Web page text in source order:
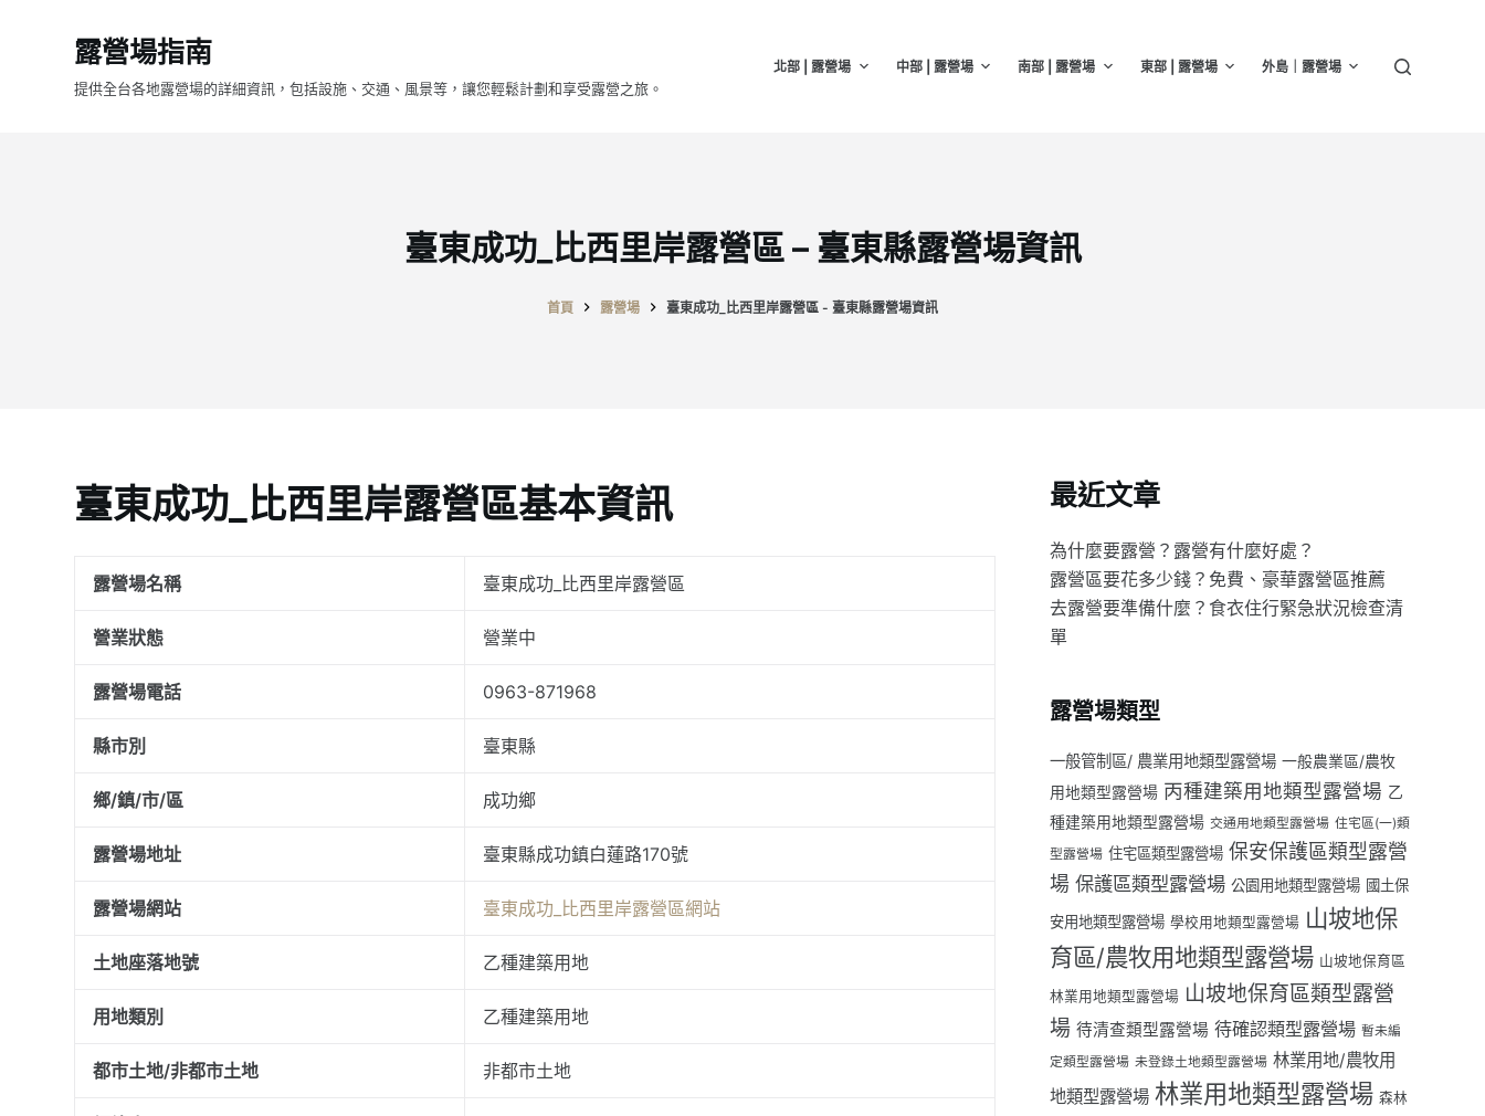
露營場指南
提供全台各地露營場的詳細資訊，包括設施、交通、風景等，讓您輕鬆計劃和享受露營之旅。
北部 | 露營場 中部 | 露營場 南部 | 露營場 東部 | 露營場 外島｜露營場
臺東成功_比西里岸露營區 – 臺東縣露營場資訊
首頁 露營場 臺東成功_比西里岸露營區 - 臺東縣露營場資訊
臺東成功_比西里岸露營區基本資訊
露營場名稱 臺東成功_比西里岸露營區
營業狀態 營業中
露營場電話 0963-871968
縣市別 臺東縣
鄉/鎮/市/區 成功鄉
露營場地址 臺東縣成功鎮白蓮路170號
露營場網站 臺東成功_比西里岸露營區網站
土地座落地號 乙種建築用地
用地類別 乙種建築用地
都市土地/非都市土地 非都市土地
最近文章
為什麼要露營？露營有什麼好處？
露營區要花多少錢？免費、豪華露營區推薦
去露營要準備什麼？食衣住行緊急狀況檢查清
單
露營場類型
一般管制區/ 農業用地類型露營場 一般農業區/農牧
用地類型露營場 丙種建築用地類型露營場 乙
種建築用地類型露營場 交通用地類型露營場 住宅區(一)類
型露營場 住宅區類型露營場 保安保護區類型露營
場 保護區類型露營場 公園用地類型露營場 國土保
安用地類型露營場 學校用地類型露營場 山坡地保
育區/農牧用地類型露營場 山坡地保育區
林業用地類型露營場 山坡地保育區類型露營
場 待清查類型露營場 待確認類型露營場 暫未編
定類型露營場 未登錄土地類型露營場 林業用地/農牧用
地類型露營場 林業用地類型露營場 森林